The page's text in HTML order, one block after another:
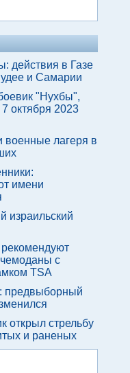
действия в Газе
и Самарии
"Нухбы",
октября 2023
военные лагеря в
имени
израильский
чемоданы с
TSA
предвыборный
открыл стрельбу
и раненых